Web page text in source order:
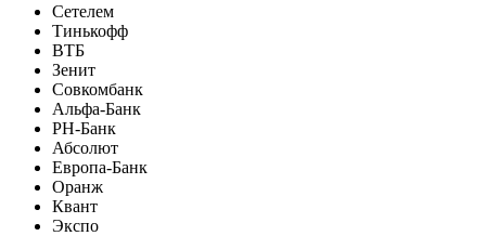
Сетелем
Тинькофф
ВТБ
Зенит
Совкомбанк
Альфа-Банк
РН-Банк
Абсолют
Европа-Банк
Оранж
Квант
Экспо